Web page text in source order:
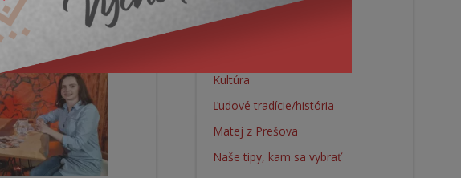
Kultúra
Ľudové tradície/história
Matej z Prešova
Naše tipy, kam sa vybrať